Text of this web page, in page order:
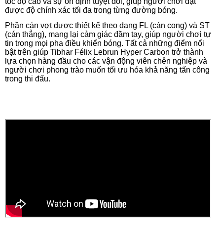
được độ chính xác tối đa trong từng đường bóng.
Phần cán vợt được thiết kế theo dạng FL (cán cong) và ST
(cán thẳng), mang lại cảm giác đầm tay, giúp người chơi tự
tin trong mọi pha điều khiển bóng. Tất cả những điểm nổi
bật trên giúp Tibhar Félix Lebrun Hyper Carbon trở thành
lựa chọn hàng đầu cho các vận động viên chên nghiệp và
người chơi phong trào muốn tối ưu hóa khả năng tấn công
trong thi đấu.